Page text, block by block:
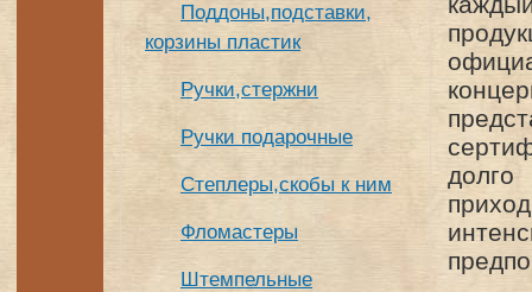
Поддоны,подставки,
корзины пластик
Ручки,стержни
Ручки подарочные
Степлеры,скобы к ним
Фломастеры
Штемпельные